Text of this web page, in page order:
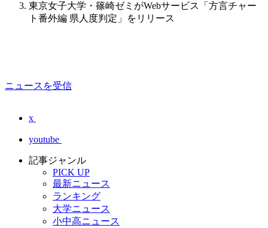
東京女子大学・篠崎ゼミがWebサービス「方言チャー
ト番外編 県人度判定」をリリース
ニュースを受信
x
youtube
記事ジャンル
PICK UP
最新ニュース
ランキング
大学ニュース
小中高ニュース